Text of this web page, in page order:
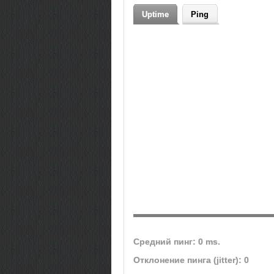
Uptime Ping
Средний пинг: 0 ms.
Отклонение пинга (jitter): 0